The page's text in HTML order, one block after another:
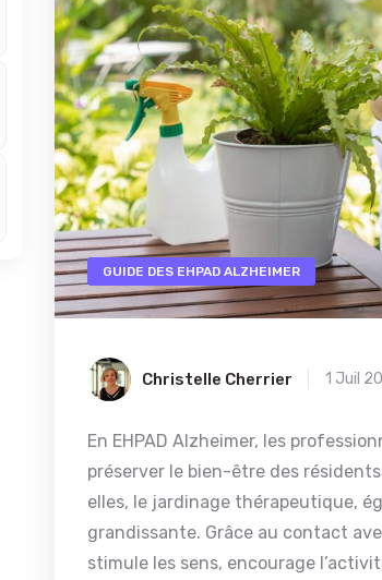
GUIDE DES EHPAD ALZHEIMER
Christelle Cherrier 1 Juil
En EHPAD Alzheimer, les
préserver le bien-être des
elles, le jardinage thérapeutique,
grandissante. Grâce au contact
stimule les sens, encourage